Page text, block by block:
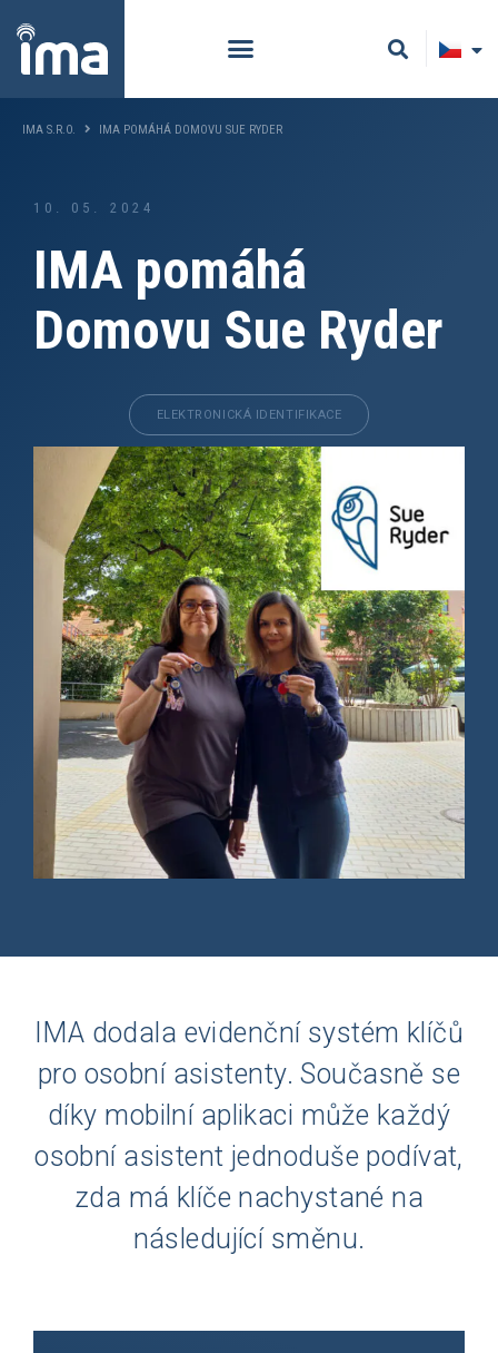
IMA S.R.O. IMA POMÁHÁ DOMOVU SUE RYDER
10. 05. 2024
IMA pomáhá
Domovu Sue Ryder
ELEKTRONICKÁ IDENTIFIKACE
IMA dodala evidenční systém klíčů
pro osobní asistenty. Současně se
díky mobilní aplikaci může každý
osobní asistent jednoduše podívat,
zda má klíče nachystané na
následující směnu.